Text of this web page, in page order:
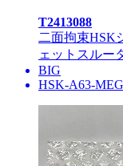
T2413088
二面拘束HSK
ェットスルー
BIG
HSK-A63-